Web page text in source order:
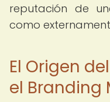
reputación de
como
El Origen
el Branding